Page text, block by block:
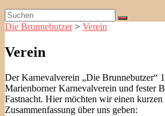
Die Brunnebutzer> Verein
Verein
Der Karnevalverein „Die Brunnebutzer“
Marienborner Karnevalverein und fester
Fastnacht. Hier möchten wir einen
Zusammenfassung über uns geben: